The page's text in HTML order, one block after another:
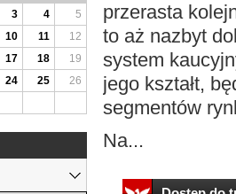
przerasta
to aż nazbyt
system
jego kształt,
segmentów
Na...
3 4
5
10 11
12
17 18
19
24 25
26